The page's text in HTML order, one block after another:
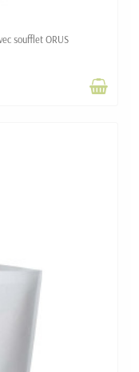
soufflet ORUS